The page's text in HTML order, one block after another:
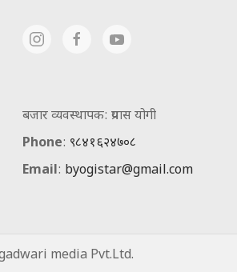
बजार व्यवस्थापक: प्रयास योगी
Phone: ९८४१६२४७०८
Email: byogistar@gmail.com
media Pvt.Ltd.